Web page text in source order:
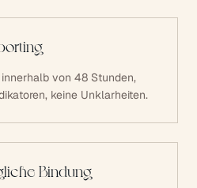
von 48 Stunden,
keine Unklarheiten.
Bindung